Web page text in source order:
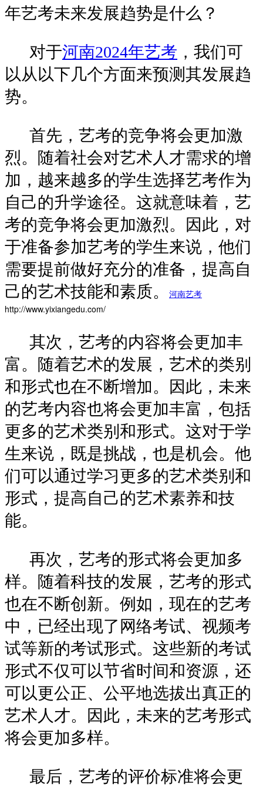
年艺考未来发展趋势是什么？
对于河南2024年艺考 ，我们可
以从以下几个方面来预测其发展趋
势。
首先，艺考的竞争将会更加激
烈。随着社会对艺术人才需求的增
加，越来越多的学生选择艺考作为
自己的升学途径。这就意味着，艺
考的竞争将会更加激烈。因此，对
于准备参加艺考的学生来说，他们
需要提前做好充分的准备，提高自
己的艺术技能和素质。
河南艺考
http://www.yixiangedu.com/
其次，艺考的内容将会更加丰
富。随着艺术的发展，艺术的类别
和形式也在不断增加。因此，未来
的艺考内容也将会更加丰富，包括
更多的艺术类别和形式。这对于学
生来说，既是挑战，也是机会。他
们可以通过学习更多的艺术类别和
形式，提高自己的艺术素养和技
能。
再次，艺考的形式将会更加多
样。随着科技的发展，艺考的形式
也在不断创新。例如，现在的艺考
中，已经出现了网络考试、视频考
试等新的考试形式。这些新的考试
形式不仅可以节省时间和资源，还
可以更公正、公平地选拔出真正的
艺术人才。因此，未来的艺考形式
将会更加多样。
最后，艺考的评价标准将会更